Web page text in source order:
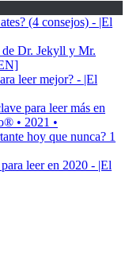
(4 consejos) - |El
Dr. Jekyll y Mr.
leer mejor? - |El
para leer más en
• 2021 •
hoy que nunca? 1
leer en 2020 - |El